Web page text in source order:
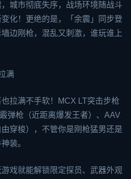
城市彻底失序，战场环境随战斗
化！更绝的是，「余震」同步登
边刚枪，混乱又刺激，谁玩谁上
满
拉满不手软！MCX LT突击步枪
弹枪（近距离爆发王者）、AAV
穿梭），不管你是刚枪猛男还是
装。
戏就能解锁限定探员、武器外观